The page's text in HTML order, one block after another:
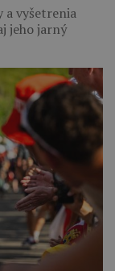
a vyšetrenia
jeho jarný